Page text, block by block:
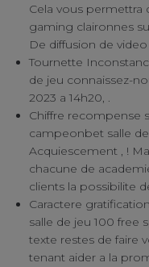
Cela vous
gaming claironnes
De diffusion de
Tournette
de jeu connaissez-
2023 a 14h20, .
Chiffre recompense
campeonbet salle
Acquiescement , !
chacune de
clients la possibilite
Caractere
salle de jeu 100 free
texte restes de faire
tenant aider a la